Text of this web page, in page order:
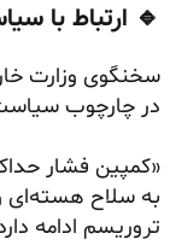
🔹 ارتباط با
سخنگوی وزارت
در چارچوب
«کمپین فشار
به سلاح هسته‌ای
تروریسم ادامه